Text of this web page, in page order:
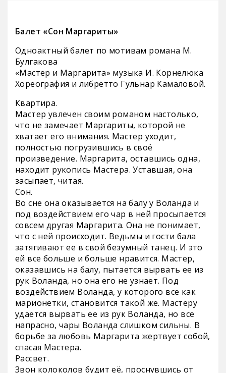
Балет «Сон Маргариты»
Одноактный балет по мотивам романа М.
Булгакова
«Мастер и Маргарита» музыка И. Корнелюка
Хореография и либретто Гульнар Камаловой.
Квартира.
Мастер увлечен своим романом настолько,
что не замечает Маргариты, которой не
хватает его внимания. Мастер уходит,
полностью погрузившись в своё
произведение. Маргарита, оставшись одна,
находит рукопись Мастера. Уставшая, она
засыпает, читая.
Сон.
Во сне она оказывается на балу у Воланда и
под воздействием его чар в ней просыпается
совсем другая Маргарита. Она не понимает,
что с ней происходит. Ведьмы и гости бала
затягивают ее в свой безумный танец. И это
ей все больше и больше нравится. Мастер,
оказавшись на балу, пытается вырвать ее из
рук Воланда, но она его не узнает. Под
воздействием Воланда, у которого все как
марионетки, становится такой же. Мастеру
удается вырвать ее из рук Воланда, но все
напрасно, чары Воланда слишком сильны. В
борьбе за любовь Маргарита жертвует собой,
спасая Мастера.
Рассвет.
Звон колоколов будит её, проснувшись от